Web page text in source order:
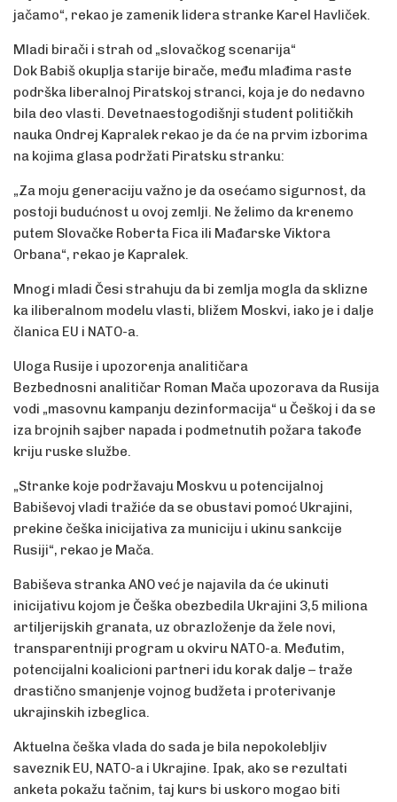
jačamo“, rekao je zamenik lidera stranke Karel Havliček.
Mladi birači i strah od „slovačkog scenarija“
Dok Babiš okuplja starije birače, među mlađima raste
podrška liberalnoj Piratskoj stranci, koja je do nedavno
bila deo vlasti. Devetnaestogodišnji student političkih
nauka Ondrej Kapralek rekao je da će na prvim izborima
na kojima glasa podržati Piratsku stranku:
„Za moju generaciju važno je da osećamo sigurnost, da
postoji budućnost u ovoj zemlji. Ne želimo da krenemo
putem Slovačke Roberta Fica ili Mađarske Viktora
Orbana“, rekao je Kapralek.
Mnogi mladi Česi strahuju da bi zemlja mogla da sklizne
ka iliberalnom modelu vlasti, bližem Moskvi, iako je i dalje
članica EU i NATO-a.
Uloga Rusije i upozorenja analitičara
Bezbednosni analitičar Roman Mača upozorava da Rusija
vodi „masovnu kampanju dezinformacija“ u Češkoj i da se
iza brojnih sajber napada i podmetnutih požara takođe
kriju ruske službe.
„Stranke koje podržavaju Moskvu u potencijalnoj
Babiševoj vladi tražiće da se obustavi pomoć Ukrajini,
prekine češka inicijativa za municiju i ukinu sankcije
Rusiji“, rekao je Mača.
Babiševa stranka ANO već je najavila da će ukinuti
inicijativu kojom je Češka obezbedila Ukrajini 3,5 miliona
artiljerijskih granata, uz obrazloženje da žele novi,
transparentniji program u okviru NATO-a. Međutim,
potencijalni koalicioni partneri idu korak dalje – traže
drastično smanjenje vojnog budžeta i proterivanje
ukrajinskih izbeglica.
Aktuelna češka vlada do sada je bila nepokolebljiv
saveznik EU, NATO-a i Ukrajine. Ipak, ako se rezultati
anketa pokažu tačnim, taj kurs bi uskoro mogao biti